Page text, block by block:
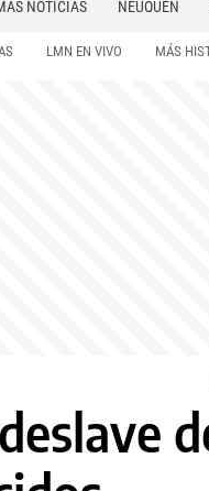
NOTICIAS NEUQUÉN
LMN EN VIVO MÁS